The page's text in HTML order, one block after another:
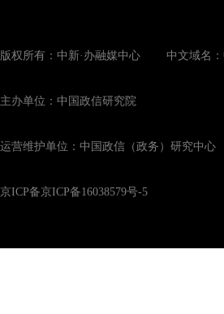
版权所有：中新·办融媒中心 中文域名：
主办单位：中国政信研究院
运营维护单位：中国政信（政务）研究中
京ICP备京ICP备16038579号-5